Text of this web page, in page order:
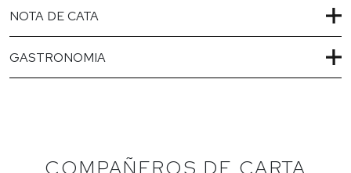
NOTA DE CATA
GASTRONOMIA
COMPAÑEROS DE CARTA